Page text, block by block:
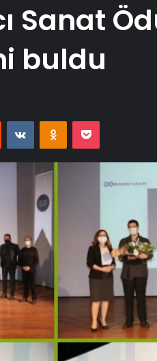
Sanat
buldu
Reddit VKontakteOdnoklassniki
Pocket